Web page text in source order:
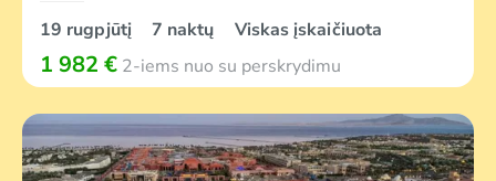
19 rugpjūtį 7 naktų Viskas įskaičiuota
1 982 € 2-iems nuo su perskrydimu